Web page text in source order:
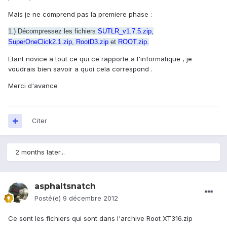
Mais je ne comprend pas la premiere phase :
1.) Décompressez les fichiers SUTLR_v1.7.5.zip,
SuperOneClick2.1.zip, RootD3.zip et ROOT.zip.
Etant novice a tout ce qui ce rapporte a l'informatique , je
voudrais bien savoir a quoi cela correspond .
Merci d'avance
Citer
2 months later...
asphaltsnatch
Posté(e) 9 décembre 2012
Ce sont les fichiers qui sont dans l'archive Root XT316.zip